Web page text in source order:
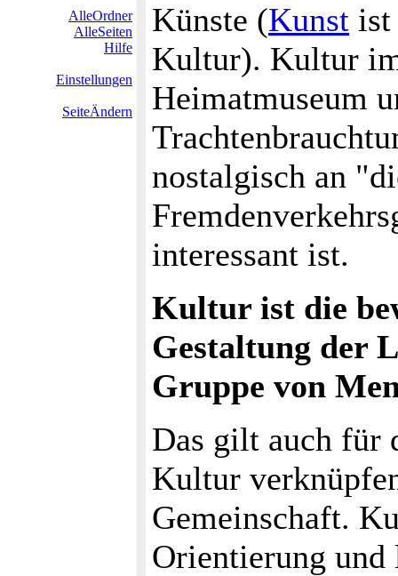
AlleOrdner
AlleSeiten
Hilfe
Einstellungen
SeiteÄndern
Künste (Kunst
Kultur). Kultur
Heimatmuseum
nostalgisch an
interessant ist.
Kultur ist die
Gestaltung der
Gruppe von
Das gilt auch für
Kultur
Gemeinschaft.
Orientierung